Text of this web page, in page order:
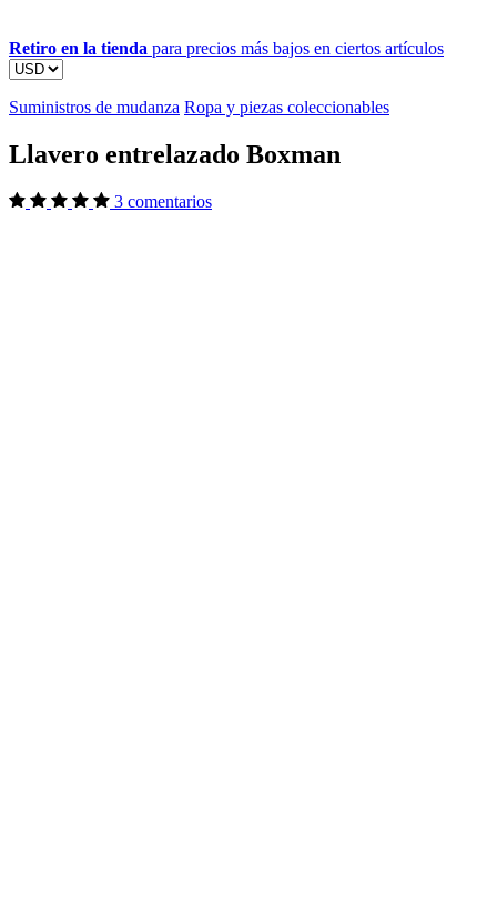
Retiro en la tienda para precios más bajos en ciertos artículos
Suministros de mudanza Ropa y piezas coleccionables
Llavero entrelazado Boxman
3 comentarios